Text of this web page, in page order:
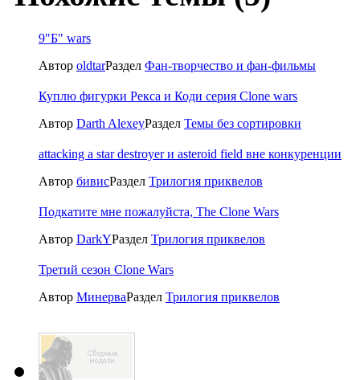
9"Б" wars
Автор oldtarРаздел Фан-творчество и фан-фильмы
Куплю фигурки Рекса и Коди серия Clone wars
Автор Darth AlexeyРаздел Темы без сортировки
attacking a star destroyer и asteroid field вне конкуренции
Автор бивисРаздел Трилогия приквелов
Подкатите мне пожалуйста, The Clone Wars
Автор DarkYРаздел Трилогия приквелов
Третий сезон Clone Wars
Автор МинерваРаздел Трилогия приквелов